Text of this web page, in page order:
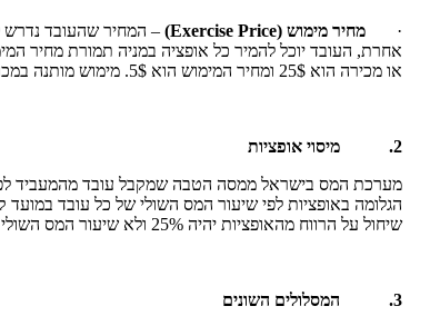
· מחיר מימוש (Exercise Price)
או מכירה הוא 25$ ומחיר המימוש הוא 5$. מימוש מותנה במכר של האופציות במסגרת ההנפקה או המכירה תניב לעובד רווח של 20$ למניה, דהיינו 10,000$ מכל האופציות.
2.
מיסוי אופציות
מערכת המס בישראל ממסה הטבה שמקבל עובד מהמעביד
הגלומה באופציות לפי שיעור המס השולי של כל עובד
שיחול על הרווח מהאופציות יהיה 25% ולא שיעור המס השולי שיכול להגיע עד ל- 48%. כדי לממש את יתרונות המס בנוגע לתגמול באמצעות אופציות יש להכיר ולעמוד בדרישות מסוימות הקבועות בחוקי המס.
3.
המסלולים השונים